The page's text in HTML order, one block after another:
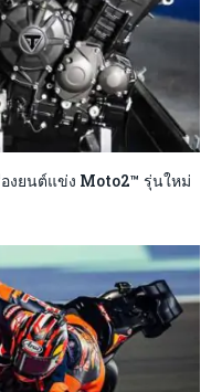
องยนต์แข่ง Moto2™ รุ่นใหม่